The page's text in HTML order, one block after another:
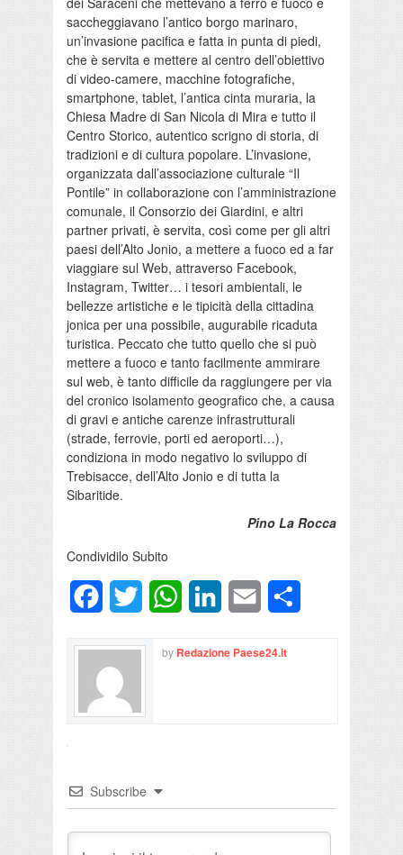
saccheggiavano l’antico borgo marinaro,
un’invasione pacifica e fatta in punta di piedi,
che è servita e mettere al centro dell’obiettivo
di video-camere, macchine fotografiche,
smartphone, tablet, l’antica cinta muraria, la
Chiesa Madre di San Nicola di Mira e tutto il
Centro Storico, autentico scrigno di storia, di
tradizioni e di cultura popolare. L’invasione,
organizzata dall’associazione culturale “Il
Pontile” in collaborazione con l’amministrazione
comunale, il Consorzio dei Giardini, e altri
partner privati, è servita, così come per gli altri
paesi dell’Alto Jonio, a mettere a fuoco ed a far
viaggiare sul Web, attraverso Facebook,
Instagram, Twitter… i tesori ambientali, le
bellezze artistiche e le tipicità della cittadina
jonica per una possibile, augurabile ricaduta
turistica. Peccato che tutto quello che si può
mettere a fuoco e tanto facilmente ammirare
sul web, è tanto difficile da raggiungere per via
del cronico isolamento geografico che, a causa
di gravi e antiche carenze infrastrutturali
(strade, ferrovie, porti ed aeroporti…),
condiziona in modo negativo lo sviluppo di
Trebisacce, dell’Alto Jonio e di tutta la
Sibaritide.
Pino La Rocca
Condividilo Subito
FacebookTwitter WhatsAppLinkedInEmail
by Redazione Paese24.it
Subscribe